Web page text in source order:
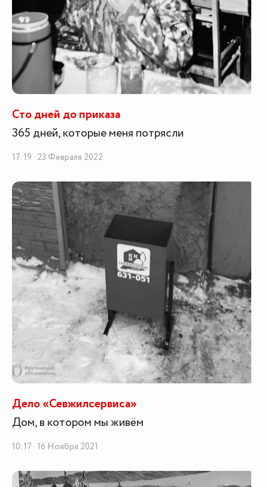
Сто дней до приказа
365 дней, которые меня потрясли
17:19 · 23 Февраля 2022
Дело «Севжилсервиса»
Дом, в котором мы живём
10:17 · 16 Ноября 2021